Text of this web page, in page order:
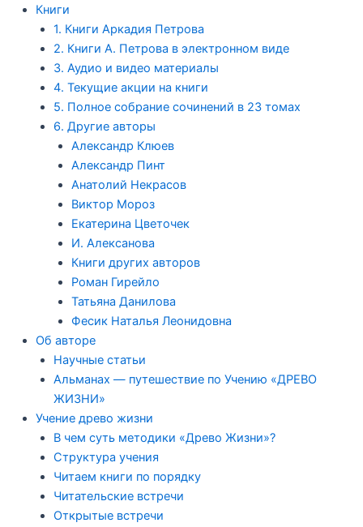
Книги
1. Книги Аркадия Петрова
2. Книги А. Петрова в электронном виде
3. Аудио и видео материалы
4. Текущие акции на книги
5. Полное собрание сочинений в 23 томах
6. Другие авторы
Александр Клюев
Александр Пинт
Анатолий Некрасов
Виктор Мороз
Екатерина Цветочек
И. Алексанова
Книги других авторов
Роман Гирейло
Татьяна Данилова
Фесик Наталья Леонидовна
Об авторе
Научные статьи
Альманах — путешествие по Учению «ДРЕВО
ЖИЗНИ»
Учение древо жизни
В чем суть методики «Древо Жизни»?
Структура учения
Читаем книги по порядку
Читательские встречи
Открытые встречи